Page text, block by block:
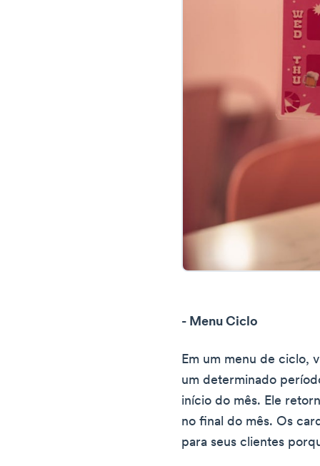
- Menu Ciclo
Em um menu de ciclo,
um determinado
início do mês. Ele
no final do mês. Os
para seus clientes